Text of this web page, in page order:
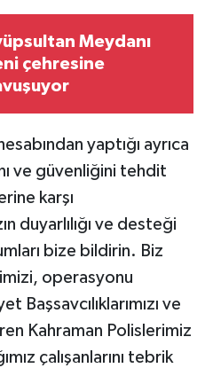
Meydanı
çehresine
yaptığı ayrıca
ve güvenliğini tehdit
karşı
duyarlılığı ve desteği
bize bildirin. Biz
operasyonu
Başsavcılıklarımızı ve
Kahraman Polislerimiz
çalışanlarını tebrik